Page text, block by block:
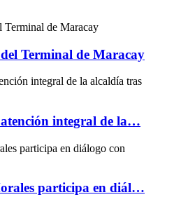
Terminal de Maracay
atención integral de la…
participa en diál…